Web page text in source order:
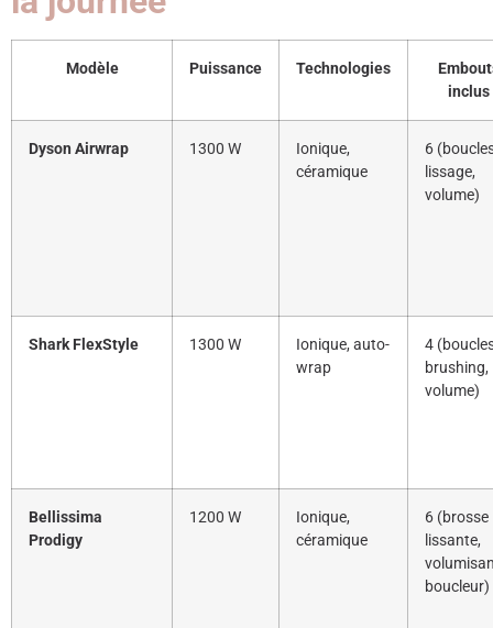
Modèle Puissance Technologies
inclus
Dyson Airwrap 1300 W
Ionique,
céramique
6
lissage,
volume)
Shark FlexStyle 1300 W
Ionique, auto-
wrap
4
brushing,
volume)
Bellissima
Prodigy
1200 W
Ionique,
céramique
6 (brosse
lissante,
boucleur)